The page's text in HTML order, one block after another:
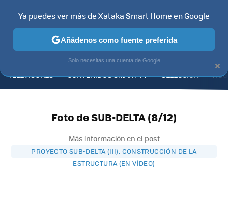
TELEVISORES CONTENIDOS SMART TV SELECCIÓN
Foto de SUB-DELTA (8/12)
Más información en el post
PROYECTO SUB-DELTA (III): CONSTRUCCIÓN DE LA
ESTRUCTURA (EN VÍDEO)
×
Ya puedes ver más de Xataka Smart Home en Google
Añádenos como fuente preferida
Solo necesitas una cuenta de Google